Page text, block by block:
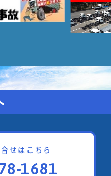
せはこちら
1681